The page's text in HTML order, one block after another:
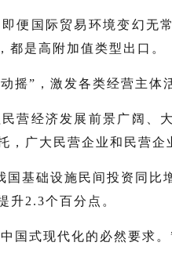
便国际贸易环境变幻无
都是高附加值类型出口。
摇”，激发各类经营主体
营经济发展前景广阔、
，广大民营企业和民营
国基础设施民间投资同比
升2.3个百分点。
国式现代化的必然要求。